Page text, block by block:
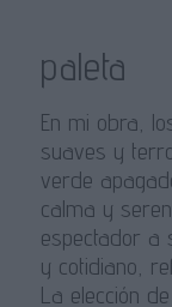
paleta
En mi obra,
suaves y
verde
calma y
espectador a
y cotidiano,
La elección